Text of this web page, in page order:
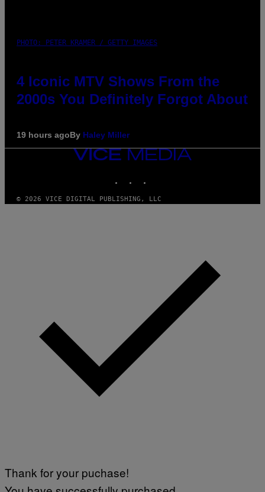
PHOTO: PETER KRAMER / GETTY IMAGES
4 Iconic MTV Shows From the
2000s You Definitely Forgot About
19 hours agoBy Haley Miller
VICE
© 2026 VICE DIGITAL PUBLISHING, LLC
Thank for your puchase!